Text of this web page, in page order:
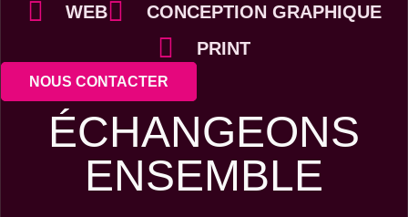
WEB
CONCEPTION GRAPHIQUE
PRINT
NOUS CONTACTER
ÉCHANGEONS
ENSEMBLE